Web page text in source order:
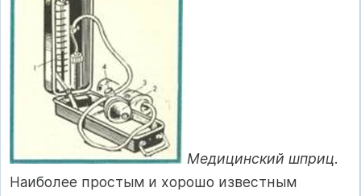
Медицинский шприц.
Наиболее простым и хорошо известным